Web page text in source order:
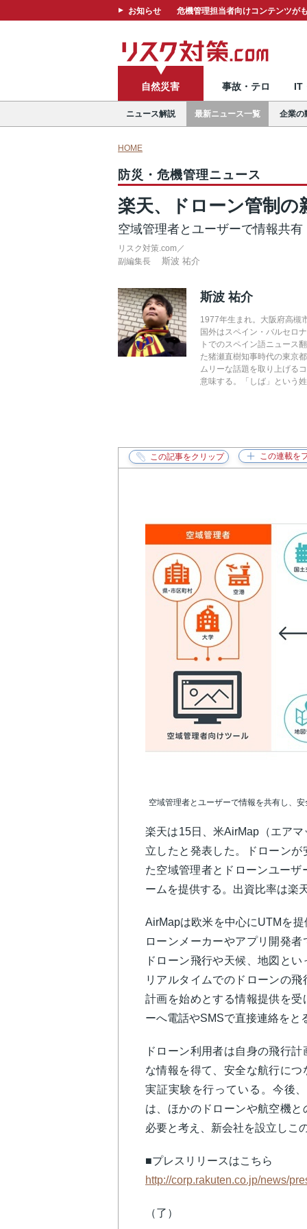
お知らせ 危機管理担当者向けコンテンツが
自然災害 事故・テロ IT
ニュース解説 最新ニュース一覧 企業の
HOME
防災・危機管理ニュース
楽天、ドローン管制の
空域管理者とユーザーで情報共有
リスク対策.com／
副編集長
斯波 祐介
斯波 祐介
1977年生まれ。大阪府高槻
国外はスペイン・バルセロ
トでのスペイン語ニュース
た猪瀬直樹知事時代の東京
ムリーな話題を取り上げる
意味する。「しば」という
空域管理者とユーザーで情報を共有し、
楽天は15日、米AirMap（エア
立したと発表した。ドローン
た空域管理者とドローンユー
ームを提供する。出資比率は楽
AirMapは欧米を中心にUTMを
ローンメーカーやアプリ開発
ドローン飛行や天候、地図と
リアルタイムでのドローンの
計画を始めとする情報提供を
ーへ電話やSMSで直接連絡をと
ドローン利用者は自身の飛行
な情報を得て、安全な航行に
実証実験を行っている。今後
は、ほかのドローンや航空機
必要と考え、新会社を設立しこ
■プレスリリースはこちら
http://corp.rakuten.co.jp/news/
（了）